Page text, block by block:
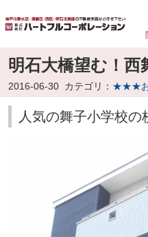
明石大橋望む！西
2016-06-30 カテゴリ： ★★★お
人気の舞子小学校の